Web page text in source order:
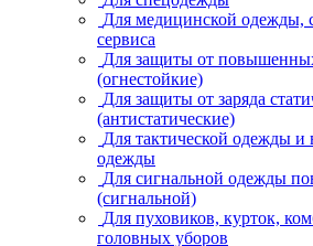
Для медицинской одежды,
сервиса
Для защиты от
(огнестойкие)
Для защиты от заряда
(антистатические)
Для тактической одежды и
одежды
Для сигнальной одежды
(сигнальной)
Для пуховиков, курток,
головных уборов